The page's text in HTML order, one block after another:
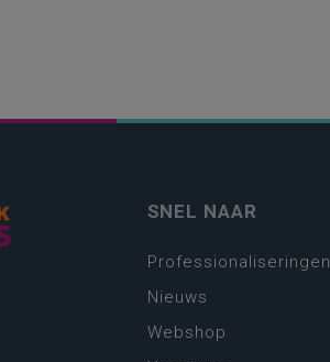
SNEL NAAR
Professionaliseringen
Nieuws
Webshop